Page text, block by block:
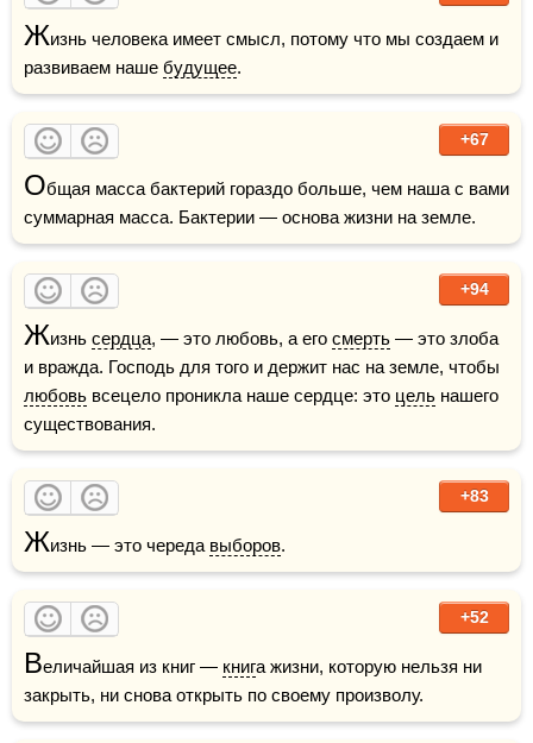
Жизнь человека имеет смысл, потому что мы создаем и
развиваем наше будущее.
+67
Общая масса бактерий гораздо больше, чем наша с вами
суммарная масса. Бактерии — основа жизни на земле.
+94
Жизнь сердца, — это любовь, а его смерть — это злоба
любовь всецело проникла наше сердце: это цель нашего
существования.
+83
Жизнь — это череда выборов.
+52
Величайшая из книг — книга жизни, которую нельзя ни
закрыть, ни снова открыть по своему произволу.